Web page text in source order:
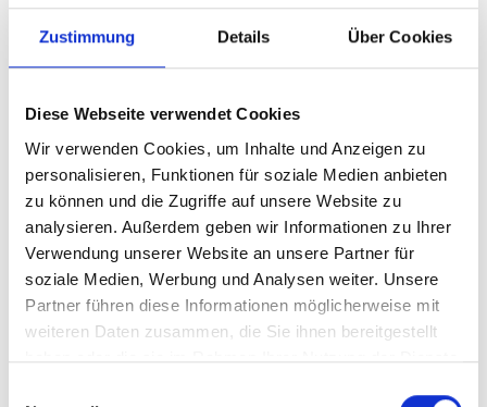
Zustimmung Details Über Cookies
Diese Webseite verwendet Cookies
Wir verwenden Cookies, um Inhalte und Anzeigen zu
personalisieren, Funktionen für soziale Medien anbieten
zu können und die Zugriffe auf unsere Website zu
analysieren. Außerdem geben wir Informationen zu Ihrer
Verwendung unserer Website an unsere Partner für
soziale Medien, Werbung und Analysen weiter. Unsere
Partner führen diese Informationen möglicherweise mit
weiteren Daten zusammen, die Sie ihnen bereitgestellt
haben oder die sie im Rahmen Ihrer Nutzung der Dienste
eigene Erwartungen, und unsere
Schulung ist so konzipiert, dass sie dir
deiner individuellen Vorlage zeigt,
anstatt eine Einheitslösung zu bieten.
Der Prozess des wissenschaftlichen
Schreibens kann ohne das richtige
Wissen eine große Herausforderung
darstellen. Jedoch, ausgestattet mit
denTechniken und Strategiendieses
Kurses, wird die Formatierung deiner